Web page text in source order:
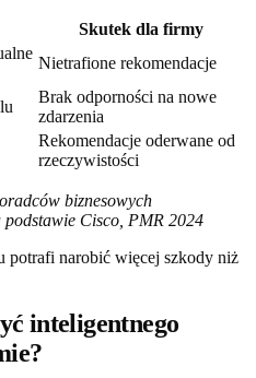
Skutek dla firmy
Nietrafione rekomendacje
Brak odporności na nowe
zdarzenia
Rekomendacje oderwane od
rzeczywistości
biznesowych
podstawie Cisco, PMR 2024
potrafi narobić więcej szkody niż
inteligentnego